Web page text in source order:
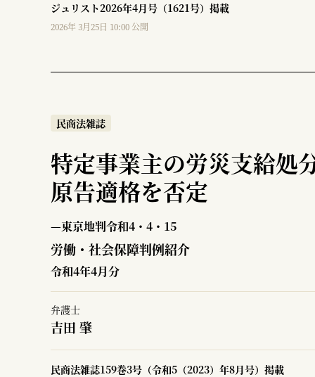
ジュリスト2026年4月号（1621号）掲載
2026年 3月25日 10:00 公開
民商法雑誌
特定事業主の労災支給処
原告適格を否定
—東京地判令和4・4・15
労働・社会保障判例紹介
令和4年4月分
弁護士
吉田 肇
民商法雑誌159巻3号（令和5（2023）年8月号）掲載